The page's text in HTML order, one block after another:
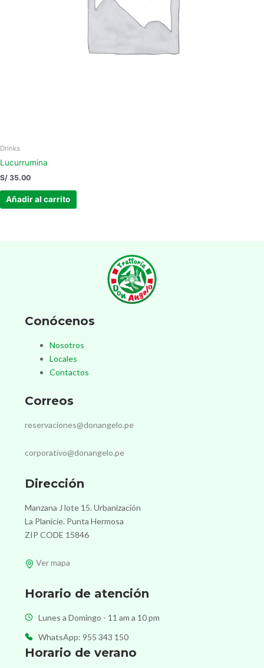
Drinks
Lucurrumina
S/ 35.00
Añadir al carrito
Conócenos
Nosotros
Locales
Contactos
Correos
reservaciones@donangelo.pe
corporativo@donangelo.pe
Dirección
Manzana J lote 15. Urbanización
La Planicie. Punta Hermosa
ZIP CODE 15846
Ver mapa
Horario de atención
Lunes a Domingo - 11 am a 10 pm
WhatsApp: 955 343 150
Horario de verano